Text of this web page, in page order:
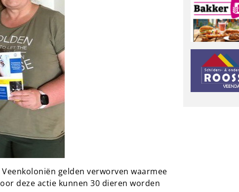
gelden verworven waarmee
deze actie kunnen 30 dieren worden